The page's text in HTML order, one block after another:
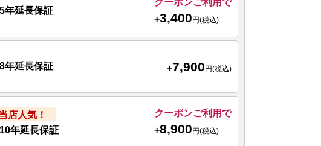
年延長保証
+3,400円(税込)
年延長保証 +7,900円(税込)
店人気！
年延長保証
クーポンご利用で
+8,900円(税込)